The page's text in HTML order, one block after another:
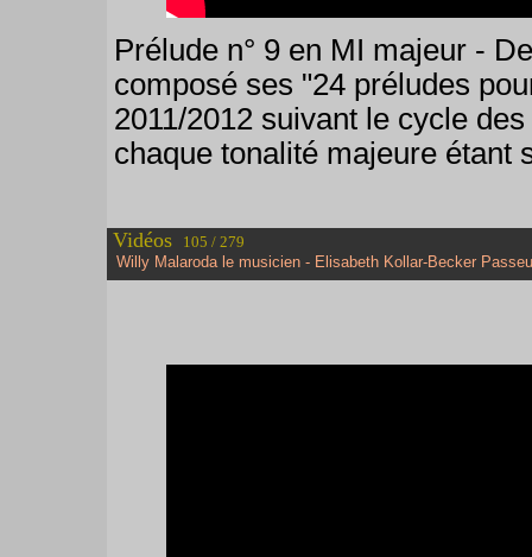
Prélude n° 9 en MI majeur -
composé ses "24 préludes
2011/2012 suivant le cycle
chaque tonalité majeure étant
Vidéos 105 / 279
Willy Malaroda le musicien - Elisabeth Kollar-Becker